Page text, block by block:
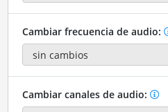
Cambiar frecuencia de audio:
Cambiar canales de audio: